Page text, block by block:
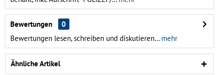
Bewertungen
0
Bewertungen lesen, schreiben und diskutieren...mehr
Ähnliche Artikel